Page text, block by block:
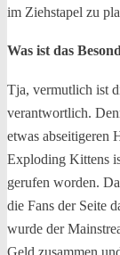
im Ziehstapel zu
Was ist das
Tja, vermutlich ist
verantwortlich.
etwas abseitigeren
Exploding Kittens
gerufen worden.
die Fans der Seite
wurde der
Geld zusammen